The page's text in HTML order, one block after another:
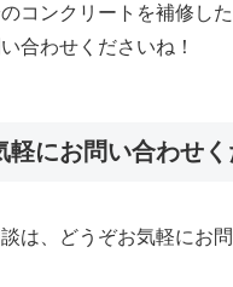
コンクリートを補修し
合わせくださいね！
軽にお問い合わせ
は、どうぞお気軽にお